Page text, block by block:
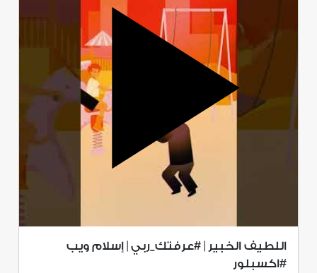
اللطيف الخبير | #عرفتك_ربي | إسلام ويب
#اكسبلور